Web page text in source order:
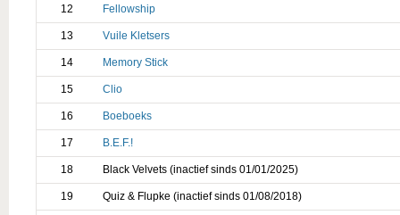
12 Fellowship
13 Vuile Kletsers
14 Memory Stick
15 Clio
16 Boeboeks
17 B.E.F.!
18 Black Velvets (inactief sinds 01/01/2025)
19 Quiz & Flupke (inactief sinds 01/08/2018)